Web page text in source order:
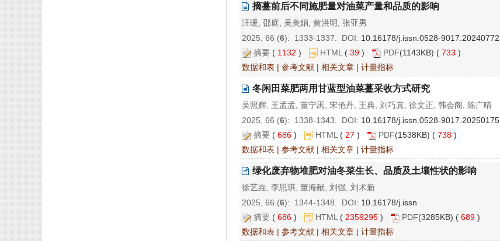
摘薹前后不同施肥量对油菜产量和品质的影响
汪暖, 邵庭, 吴美娟, 黄洪明, 张亚男
2025, 66 (6): 1333-1337. DOI: 10.16178/j.issn.0528-9017.20240772
摘要 ( 1132 ) HTML ( 39 ) PDF(1143KB) ( 733 )
数据和表 | 参考文献 | 相关文章 | 计量指标
冬闲田菜肥两用甘蓝型油菜薹采收方式研究
吴照辉, 王孟孟, 董宁禹, 宋艳丹, 王典, 刘巧真, 徐文正, 韩会阁, 陈广晴
2025, 66 (6): 1338-1343. DOI: 10.16178/j.issn.0528-9017.20250175
摘要 ( 686 ) HTML ( 27 ) PDF(1538KB) ( 738 )
数据和表 | 参考文献 | 相关文章 | 计量指标
绿化废弃物堆肥对油冬菜生长、品质及土壤性状的影响
徐艺垚, 李思琪, 董海献, 刘强, 刘术新
2025, 66 (6): 1344-1348. DOI: 10.16178/j.issn
摘要 ( 686 ) HTML ( 2359295 ) PDF(3285KB) ( 689 )
数据和表 | 参考文献 | 相关文章 | 计量指标